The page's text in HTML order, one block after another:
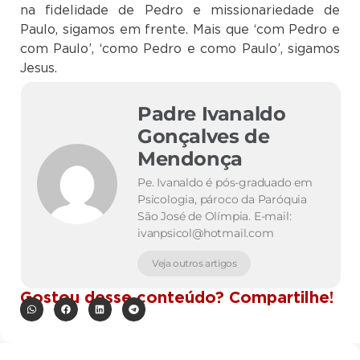
na fidelidade de Pedro e missionariedade de
Paulo, sigamos em frente. Mais que ‘com Pedro e
com Paulo’, ‘como Pedro e como Paulo’, sigamos
Jesus.
Padre Ivanaldo
Gonçalves de
Mendonça
Pe. Ivanaldo é pós-graduado em
Psicologia, pároco da Paróquia
São José de Olímpia. E-mail:
ivanpsicol@hotmail.com
Veja outros artigos
Gostou desse conteúdo? Compartilhe!